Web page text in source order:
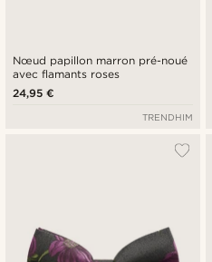
Nœud papillon marron pré-noué
avec flamants roses
24,95 €
TRENDHIM